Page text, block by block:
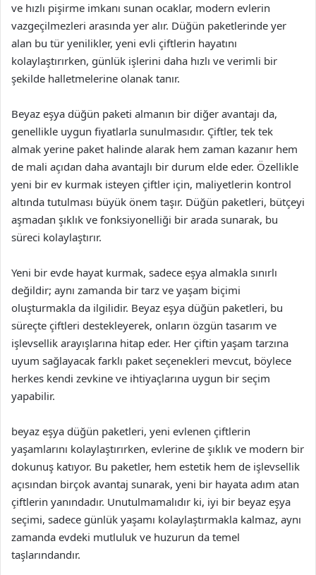
ve hızlı pişirme imkanı sunan ocaklar, modern evlerin
vazgeçilmezleri arasında yer alır. Düğün paketlerinde yer
alan bu tür yenilikler, yeni evli çiftlerin hayatını
kolaylaştırırken, günlük işlerini daha hızlı ve verimli bir
şekilde halletmelerine olanak tanır.
Beyaz eşya düğün paketi almanın bir diğer avantajı da,
genellikle uygun fiyatlarla sunulmasıdır. Çiftler, tek tek
almak yerine paket halinde alarak hem zaman kazanır hem
de mali açıdan daha avantajlı bir durum elde eder. Özellikle
yeni bir ev kurmak isteyen çiftler için, maliyetlerin kontrol
altında tutulması büyük önem taşır. Düğün paketleri, bütçeyi
aşmadan şıklık ve fonksiyonelliği bir arada sunarak, bu
süreci kolaylaştırır.
Yeni bir evde hayat kurmak, sadece eşya almakla sınırlı
değildir; aynı zamanda bir tarz ve yaşam biçimi
oluşturmakla da ilgilidir. Beyaz eşya düğün paketleri, bu
süreçte çiftleri destekleyerek, onların özgün tasarım ve
işlevsellik arayışlarına hitap eder. Her çiftin yaşam tarzına
uyum sağlayacak farklı paket seçenekleri mevcut, böylece
herkes kendi zevkine ve ihtiyaçlarına uygun bir seçim
yapabilir.
beyaz eşya düğün paketleri, yeni evlenen çiftlerin
yaşamlarını kolaylaştırırken, evlerine de şıklık ve modern bir
dokunuş katıyor. Bu paketler, hem estetik hem de işlevsellik
açısından birçok avantaj sunarak, yeni bir hayata adım atan
çiftlerin yanındadır. Unutulmamalıdır ki, iyi bir beyaz eşya
seçimi, sadece günlük yaşamı kolaylaştırmakla kalmaz, aynı
zamanda evdeki mutluluk ve huzurun da temel
taşlarındandır.